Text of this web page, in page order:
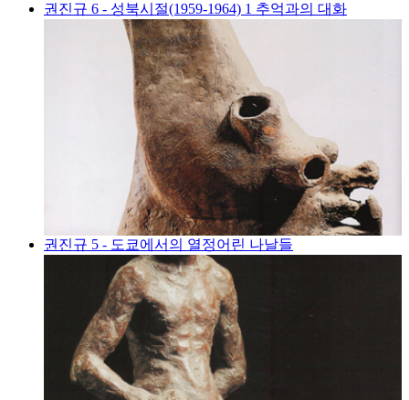
권진규 6 - 성북시절(1959-1964) 1 추억과의 대화
권진규 5 - 도쿄에서의 열정어린 나날들